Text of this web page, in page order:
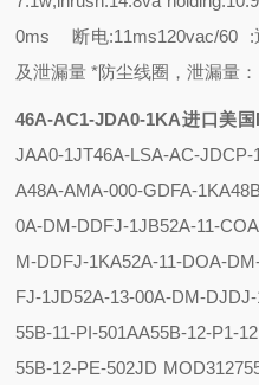
0ms 断电:11ms120vac/60 :
及泄漏量 *防尘线圈，泄漏量
46A-AC1-JDA0-1KA进口美
JAA0-1JT46A-LSA-AC-
A48A-AMA-000-GDFA-1KA
0A-DM-DDFJ-1JB52A-11-
M-DDFJ-1KA52A-11-DOA-
FJ-1JD52A-13-00A-DM-
55B-11-PI-501AA55B-12-P1-
55B-12-PE-502JD MOD3127